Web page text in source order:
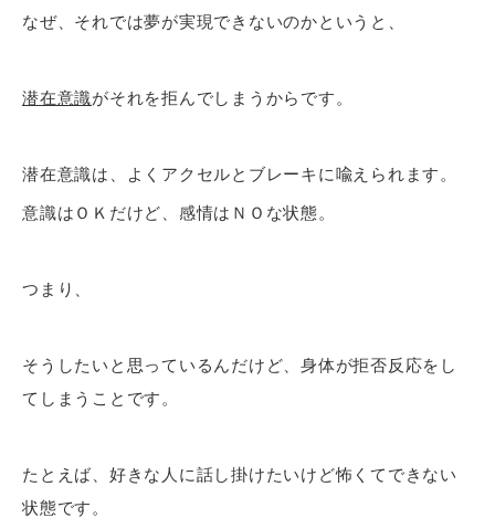
なぜ、それでは夢が実現できないのかというと、
潜在意識がそれを拒んでしまうからです。
潜在意識は、よくアクセルとブレーキに喩えられます。
意識はＯＫだけど、感情はＮＯな状態。
つまり、
そうしたいと思っているんだけど、身体が拒否反応をし
てしまうことです。
たとえば、好きな人に話し掛けたいけど怖くてできない
状態です。